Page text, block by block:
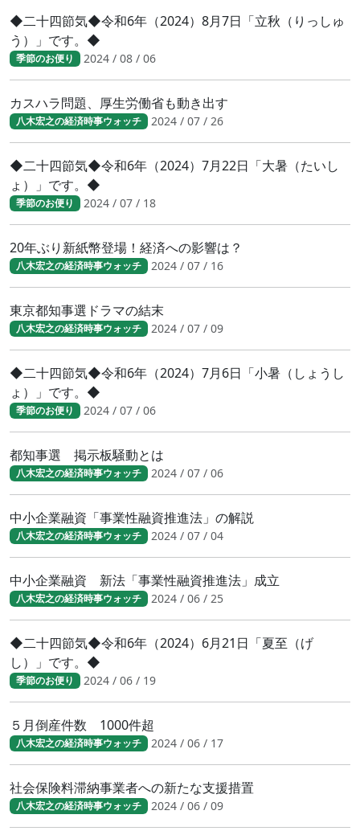
◆二十四節気◆令和6年（2024）8月7日「立秋（りっしゅ
う）」です。◆
季節のお便り 2024 / 08 / 06
カスハラ問題、厚生労働省も動き出す
八木宏之の経済時事ウォッチ 2024 / 07 / 26
◆二十四節気◆令和6年（2024）7月22日「大暑（たいし
ょ）」です。◆
季節のお便り 2024 / 07 / 18
20年ぶり新紙幣登場！経済への影響は？
八木宏之の経済時事ウォッチ 2024 / 07 / 16
東京都知事選ドラマの結末
八木宏之の経済時事ウォッチ 2024 / 07 / 09
◆二十四節気◆令和6年（2024）7月6日「小暑（しょうし
ょ）」です。◆
季節のお便り 2024 / 07 / 06
都知事選 掲示板騒動とは
八木宏之の経済時事ウォッチ 2024 / 07 / 06
中小企業融資「事業性融資推進法」の解説
八木宏之の経済時事ウォッチ 2024 / 07 / 04
中小企業融資 新法「事業性融資推進法」成立
八木宏之の経済時事ウォッチ 2024 / 06 / 25
◆二十四節気◆令和6年（2024）6月21日「夏至（げ
し）」です。◆
季節のお便り 2024 / 06 / 19
５月倒産件数 1000件超
八木宏之の経済時事ウォッチ 2024 / 06 / 17
社会保険料滞納事業者への新たな支援措置
八木宏之の経済時事ウォッチ 2024 / 06 / 09